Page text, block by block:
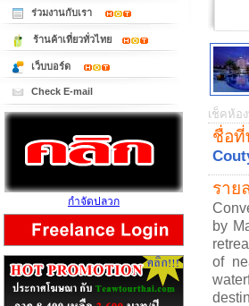
เช็คห้อ
ชื่อที่
ราย
by
of
ร่วมงานกับเรา
ร้านค้าเที่ยวทั่วไทย
เว็บบอร์ด
Check E-mail
กำจัดปลวก